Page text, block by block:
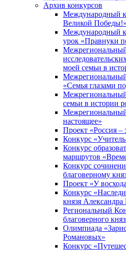
Архив конкурсов
Международный
Великой Победы!»
Международный
урок «Правнуки
моей семьи в
«Семья глазами
семьи в истории
настоящее»
Проект «Россия –
Конкурс
Конкурс
маршрутов
Конкурс
благоверному
Проект «У
Конкурс
князя Александра
Региональный
благоверного
Олимпиада
Романовых»
Конкурс